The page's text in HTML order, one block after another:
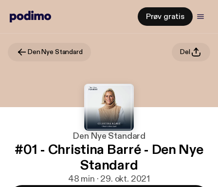
Prøv gratis
Den Nye Standard Del
Den Nye Standard
#01 - Christina Barré - Den Nye
Standard
48 min · 29. okt. 2021